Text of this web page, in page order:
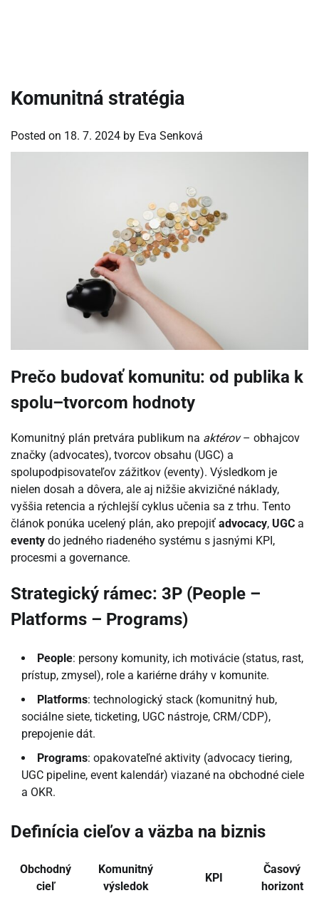
Komunitná stratégia
Posted on 18. 7. 2024 by Eva Senková
Prečo budovať komunitu: od publika k
spolu–tvorcom hodnoty
Komunitný plán pretvára publikum na aktérov– obhajcov
značky (advocates), tvorcov obsahu (UGC) a
spolupodpisovateľov zážitkov (eventy). Výsledkom je
nielen dosah a dôvera, ale aj nižšie akvizičné náklady,
vyššia retencia a rýchlejší cyklus učenia sa z trhu. Tento
článok ponúka ucelený plán, ako prepojiť advocacy, UGC a
eventy do jedného riadeného systému s jasnými KPI,
procesmi a governance.
Strategický rámec: 3P (People –
Platforms – Programs)
People: persony komunity, ich motivácie (status, rast,
prístup, zmysel), role a kariérne dráhy v komunite.
Platforms: technologický stack (komunitný hub,
sociálne siete, ticketing, UGC nástroje, CRM/CDP),
prepojenie dát.
Programs: opakovateľné aktivity (advocacy tiering,
UGC pipeline, event kalendár) viazané na obchodné ciele
a OKR.
Definícia cieľov a väzba na biznis
Obchodný
cieľ
Komunitný
výsledok
KPI
Časový
horizont